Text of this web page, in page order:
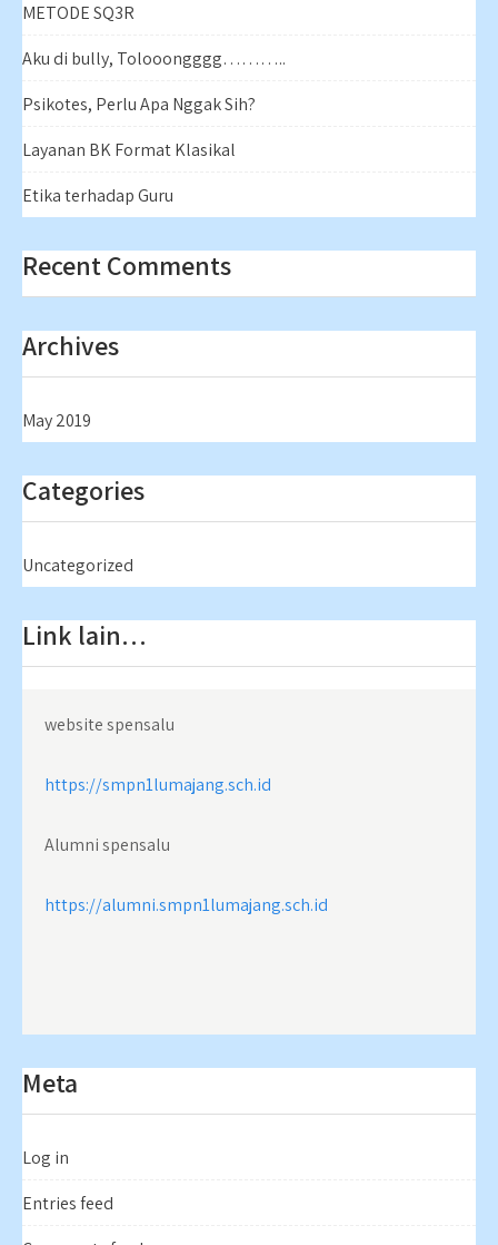
METODE SQ3R
Aku di bully, Tolooongggg………..
Psikotes, Perlu Apa Nggak Sih?
Layanan BK Format Klasikal
Etika terhadap Guru
Recent Comments
Archives
May 2019
Categories
Uncategorized
Link lain…
website spensalu
https://smpn1lumajang.sch.id
Alumni spensalu
https://alumni.smpn1lumajang.sch.id
Meta
Log in
Entries feed